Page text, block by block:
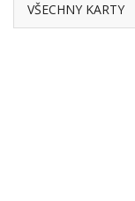
VŠECHNY KARTY